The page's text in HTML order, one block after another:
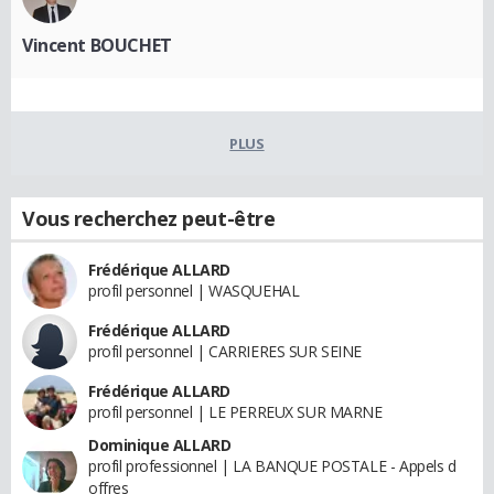
Vincent BOUCHET
PLUS
Vous recherchez peut-être
Frédérique ALLARD
profil personnel | WASQUEHAL
Frédérique ALLARD
profil personnel | CARRIERES SUR SEINE
Frédérique ALLARD
profil personnel | LE PERREUX SUR MARNE
Dominique ALLARD
profil professionnel | LA BANQUE POSTALE - Appels d
offres